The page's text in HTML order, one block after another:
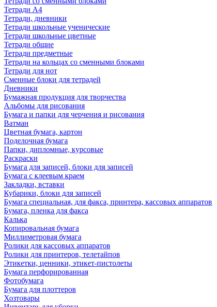
Тетради А4
Тетради, дневники
Тетради школьные ученические
Тетради школьные цветные
Тетради общие
Тетради предметные
Тетради на кольцах со сменными блоками
Тетради для нот
Сменные блоки для тетрадей
Дневники
Бумажная продукция для творчества
Альбомы для рисования
Бумага и папки для черчения и рисования
Ватман
Цветная бумага, картон
Поделочная бумага
Папки, дипломные, курсовые
Раскраски
Бумага для записей, блоки для записей
Бумага с клеевым краем
Закладки, вставки
Кубарики, блоки для записей
Бумага специальная, для факса, принтера, кассовых аппаратов
Бумага, пленка для факса
Калька
Копировальная бумага
Миллиметровая бумага
Ролики для кассовых аппаратов
Ролики для принтеров, телетайпов
Этикетки, ценники, этикет-пистолеты
Бумага перфорированная
Фотобумага
Бумага для плоттеров
Хозтовары